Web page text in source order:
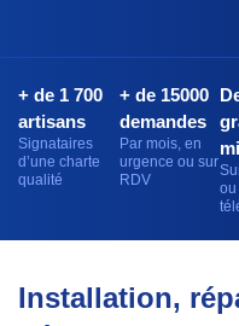
+ de 1 700
artisans
Signataires
d’une charte
qualité
+ de 15000
demandes
Par mois, en
urgence ou sur
RDV
ou
Installation,